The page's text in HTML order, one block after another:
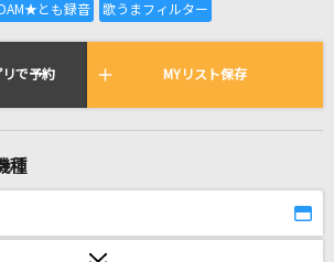
全国りれき
イムで歌われている曲の一覧
で予約 MYリスト保存
種